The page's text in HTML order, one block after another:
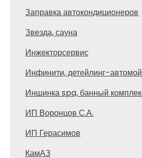
Заправка автокондиционеров
Звезда, сауна
Инжекторсервис
Инфинити, детейлинг-
Иншинка spa, банный
ИП Воронцов С.А.
ИП Герасимов
КамАЗ